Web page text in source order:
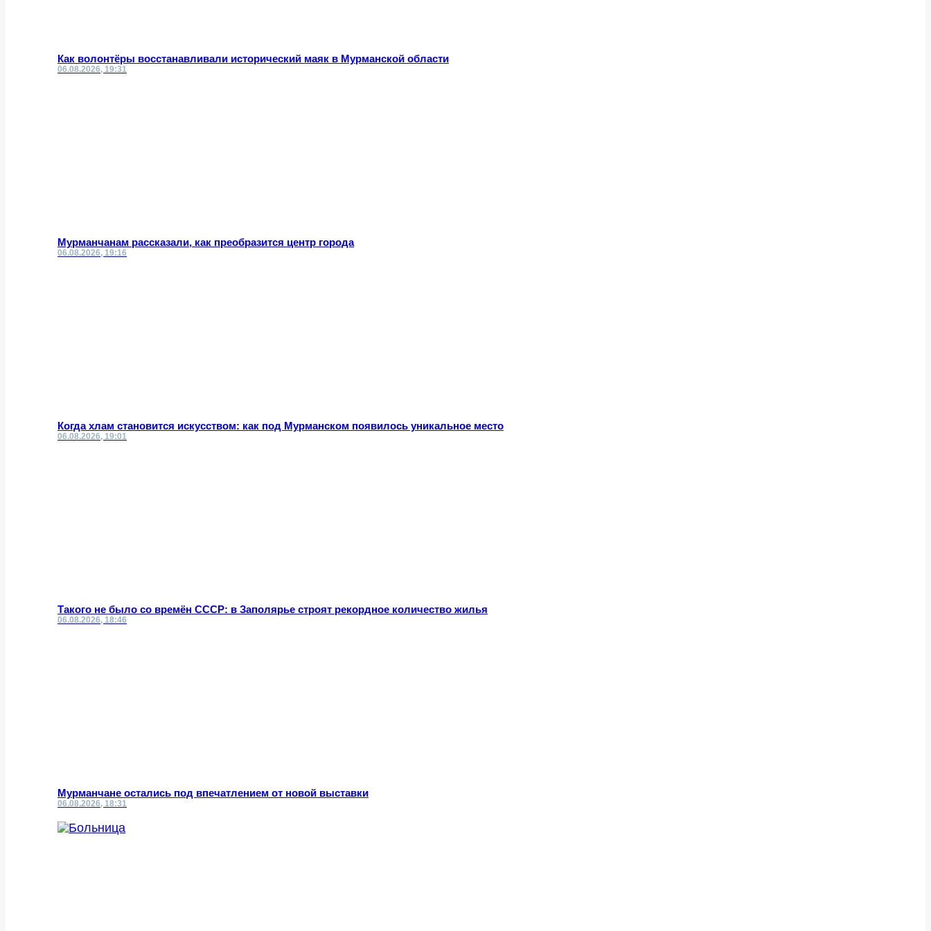
Как волонтёры восстанавливали исторический маяк в Мурманской области
06.08.2026, 19:31
Мурманчанам рассказали, как преобразится центр города
06.08.2026, 19:16
Когда хлам становится искусством: как под Мурманском появилось уникальное место
06.08.2026, 19:01
Такого не было со времён СССР: в Заполярье строят рекордное количество жилья
06.08.2026, 18:46
Мурманчане остались под впечатлением от новой выставки
06.08.2026, 18:31